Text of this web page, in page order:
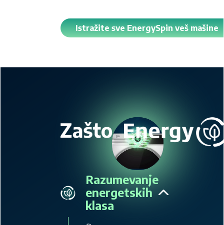
Istražite sve EnergySpin veš mašine
Razumevanje
energetskih
klasa